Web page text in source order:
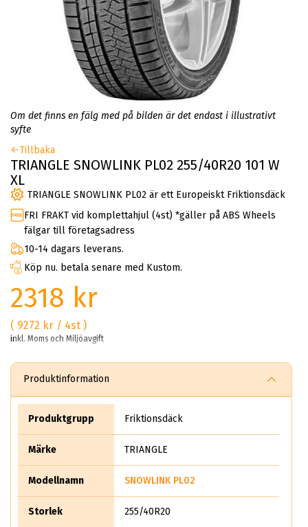
Om det finns en fälg med på bilden är det endast i illustrativt
syfte
Tillbaka
TRIANGLE SNOWLINK PL02 255/40R20 101 W
XL
TRIANGLE SNOWLINK PL02 är ett Europeiskt Friktionsdäck
FRI FRAKT vid komplettahjul (4st) *gäller på ABS Wheels
fälgar till företagsadress
10-14 dagars leverans.
Köp nu. betala senare med Kustom.
2318 kr
( 9272 kr / 4st )
inkl. Moms och Miljöavgift
Produktinformation
Produktgrupp Friktionsdäck
Märke TRIANGLE
Modellnamn SNOWLINK PL02
Storlek 255/40R20